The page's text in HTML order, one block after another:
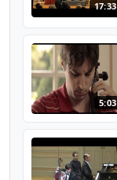
17:33
5:03